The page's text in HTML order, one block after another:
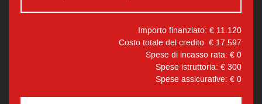
Importo finanziato: € 11.120
Costo totale del credito: € 17.597
Spese di incasso rata: € 0
Spese istruttoria: € 300
Spese assicurative: € 0